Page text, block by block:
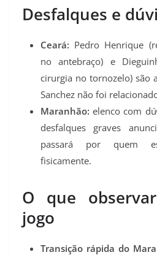
Desfalques e
Ceará: Pedro Henrique
no antebraço) e
cirurgia no tornozelo) são
Sanchez não foi
Maranhão: elenco com
desfalques graves
passará por quem
fisicamente.
O que
jogo
Transição rápida do